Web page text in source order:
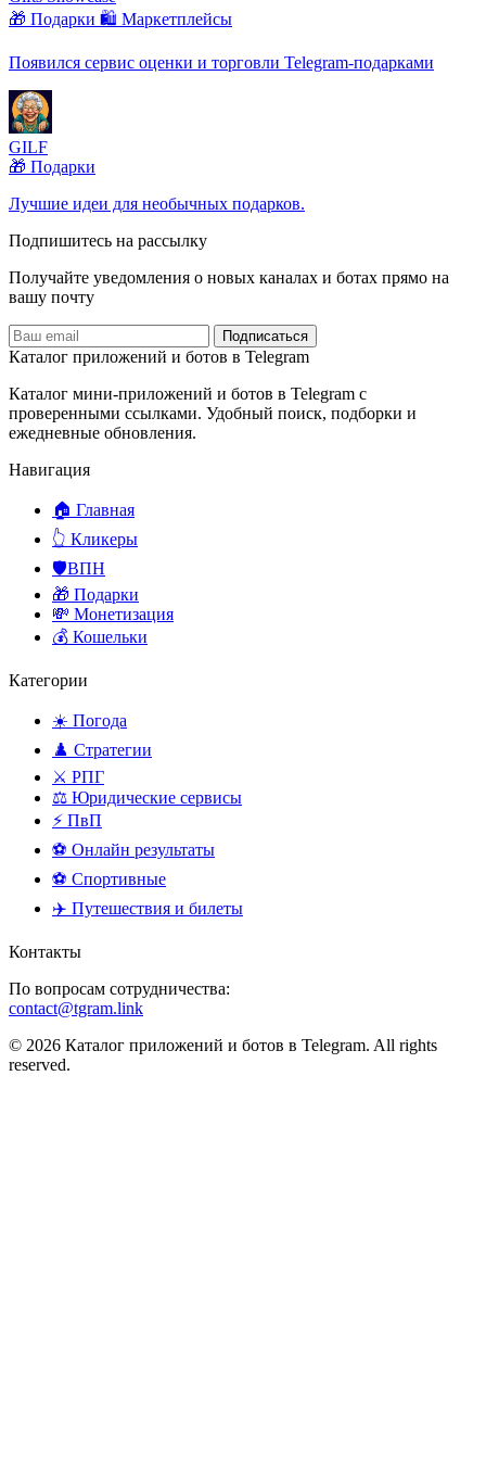
🎁 Подарки 🛍️ Маркетплейсы
Появился сервис оценки и торговли Telegram-подарками
GILF
🎁 Подарки
Лучшие идеи для необычных подарков.
Подпишитесь на рассылку
Получайте уведомления о новых каналах и ботаx прямо на
вашу почту
Подписаться
Каталог приложений и ботов в Telegram
Каталог мини-приложений и ботов в Telegram с
проверенными ссылками. Удобный поиск, подборки и
ежедневные обновления.
Навигация
🏠 Главная
👆 Кликеры
🛡️ВПН
🎁 Подарки
💸 Монетизация
💰 Кошельки
Категории
☀️ Погода
♟️ Стратегии
⚔️ РПГ
⚖️ Юридические сервисы
⚡ ПвП
⚽ Онлайн результаты
⚽ Спортивные
✈️ Путешествия и билеты
Контакты
По вопросам сотрудничества:
contact@tgram.link
© 2026 Каталог приложений и ботов в Telegram. All rights
reserved.